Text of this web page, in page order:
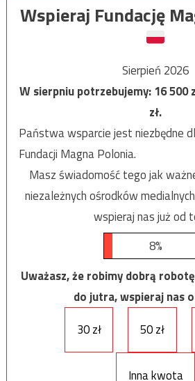
Wspieraj Fundację
Sierpień 2026
W sierpniu potrzebujemy:16 500
zł.
Państwa wsparcie jest niezbędne
Fundacji Magna Polonia.
Masz świadomość tego jak
niezależnych ośrodków
wspieraj nas już od
8%
Uważasz, że robimy dobrą
do jutra, wspieraj nas
30 zł
50 zł
Inna kwota